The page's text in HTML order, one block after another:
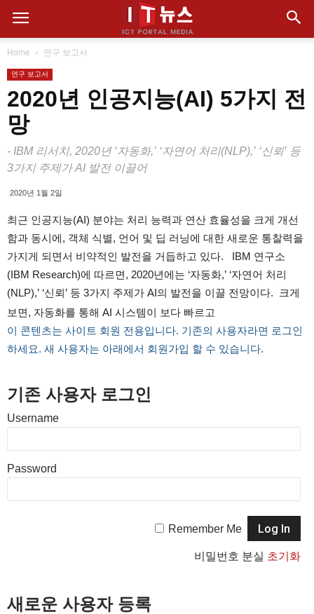
Home 연구 보고서
연구 보고서
2020년 인공지능(AI) 5가지 전
망
- IBM 리서치, 2020년 ‘자동화,’ ‘자연어 처리(NLP),’ ‘신뢰’ 등
3가지 주제가 AI 발전 이끌어
2020년 1월 2일
최근 인공지능(AI) 분야는 처리 능력과 연산 효율성을 크게 개선
함과 동시에, 객체 식별, 언어 및 딥 러닝에 대한 새로운 통찰력을
가지게 되면서 비약적인 발전을 거듭하고 있다. IBM 연구소
(IBM Research)에 따르면, 2020년에는 ‘자동화,’ ‘자연어 처리
(NLP),’ ‘신뢰’ 등 3가지 주제가 AI의 발전을 이끌 전망이다. 크게
보면, 자동화를 통해 AI 시스템이 보다 빠르고
이 콘텐츠는 사이트 회원 전용입니다. 기존의 사용자라면 로그인
하세요. 새 사용자는 아래에서 회원가입 할 수 있습니다.
기존 사용자 로그인
Username
Password
Remember Me
비밀번호 분실 초기화
새로운 사용자 등록